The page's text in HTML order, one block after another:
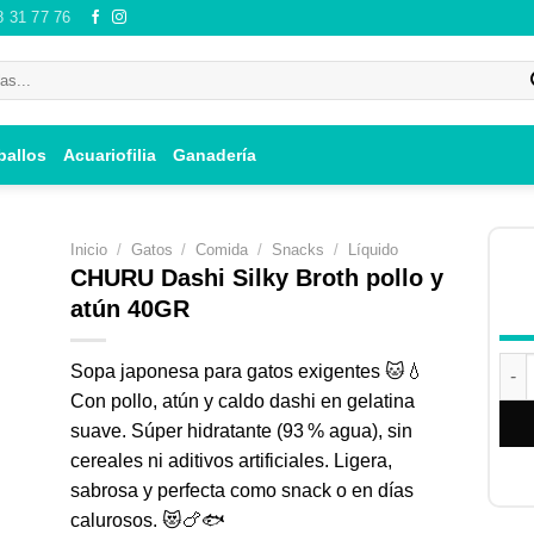
31 77 76
Acuariofilia Ganadería
Inicio / Gatos / Comida / Snacks / Líquido
CHURU Dashi Silky Broth pollo y
atún 40GR
Sopa japonesa para gatos exigentes 🐱💧
Con pollo, atún y caldo dashi en gelatina
suave. Súper hidratante (93 % agua), sin
cereales ni aditivos artificiales. Ligera,
sabrosa y perfecta como snack o en días
calurosos. 😻🍗🐟